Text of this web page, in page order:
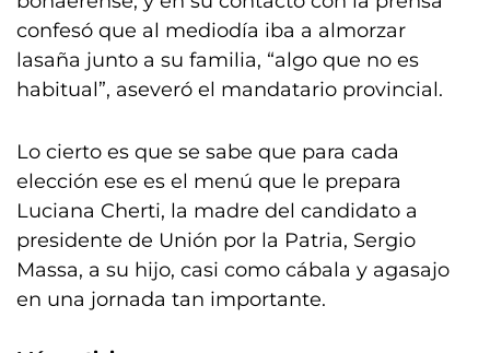
confesó que al mediodía iba a almorzar
lasaña junto a su familia, “algo que no es
habitual”, aseveró el mandatario provincial.
Lo cierto es que se sabe que para cada
elección ese es el menú que le prepara
Luciana Cherti, la madre del candidato a
presidente de Unión por la Patria, Sergio
Massa, a su hijo, casi como cábala y agasajo
en una jornada tan importante.